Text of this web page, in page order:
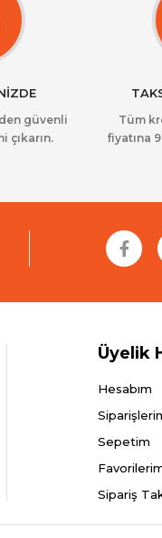
güvenli
çıkarın.
Tüm
fiyatına
Üyelik
Hesabım
Sepetim
Sipariş